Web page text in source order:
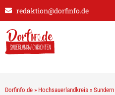
redaktion@dorfinfo.de
Dorfinfo.de » Hochsauerlandkreis » Sundern